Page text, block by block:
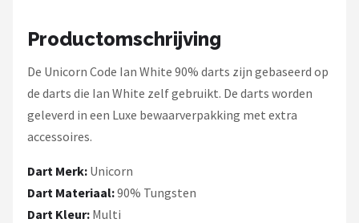
Alle merken →
Productomschrijving
De Unicorn Code Ian White 90% darts zijn gebaseerd op
de darts die Ian White zelf gebruikt. De darts worden
geleverd in een Luxe bewaarverpakking met extra
accessoires.
Dart Merk: Unicorn
Dart Materiaal:90% Tungsten
Dart Kleur: Multi